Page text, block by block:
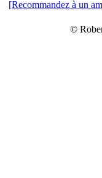
[Recommandez à un
©